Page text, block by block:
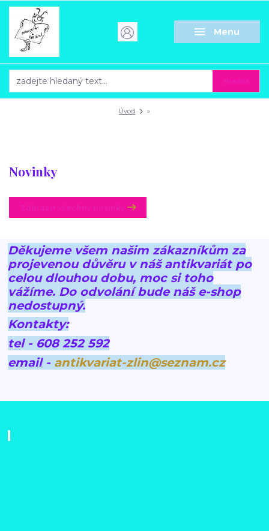
Menu
Úvod »
Novinky
Děkujeme všem našim zákazníkům za
projevenou důvěru v náš antikvariát po
celou dlouhou dobu, moc si toho
vážíme. Do odvolání bude náš e-shop
nedostupný.
Kontakty:
tel - 608 252 592
email - antikvariat-zlin@seznam.cz